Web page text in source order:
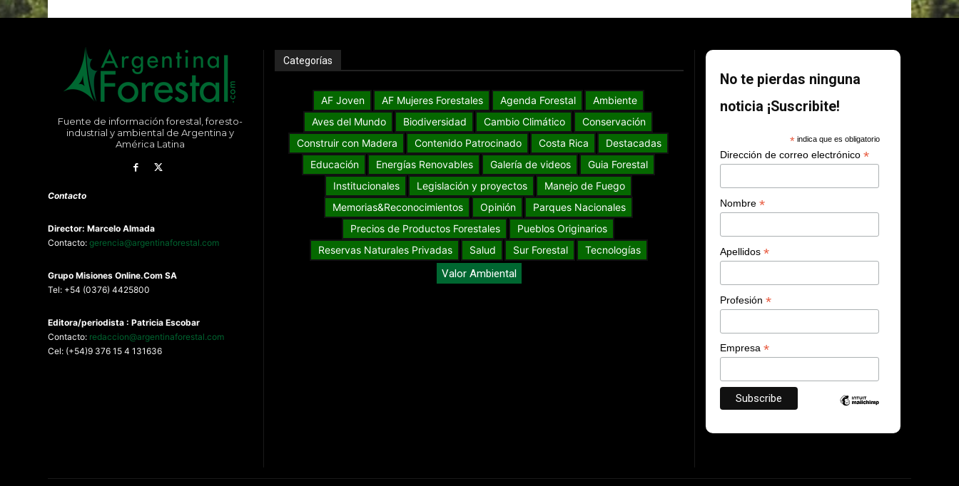
Fuente de información forestal, foresto-
industrial y ambiental de Argentina y
América Latina
Contacto
Director: Marcelo Almada
Contacto: gerencia@argentinaforestal.com
Grupo MisionesOnline.Com SA
Tel: +54 (0376) 4425800
Editora/periodista : Patricia Escobar
Contacto: redaccion@argentinaforestal.com
Cel: (+54)9 376 15 4 131636
Categorías
AF Joven AF Mujeres Forestales Agenda Forestal
Ambiente
Aves del Mundo
Biodiversidad Cambio Climático
Conservación
Construir con Madera
Contenido Patrocinado Costa Rica
Destacadas
Educación
Energías Renovables Galería de videos
Guia Forestal
Institucionales
Legislación y proyectos
Manejo de Fuego
Memorias&Reconocimientos
Opinión
Parques Nacionales
Precios de Productos Forestales
Pueblos Originarios
Reservas Naturales Privadas
Salud Sur Forestal Tecnologías
Valor Ambiental
No te pierdas ninguna
noticia ¡Suscribite!
*indica que es obligatorio
Dirección de correo electrónico*
Nombre*
Apellidos*
Profesión*
Empresa*